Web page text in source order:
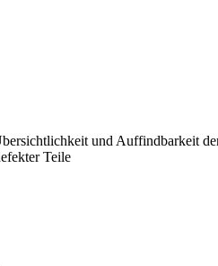
und Auffindbarkeit
Teile